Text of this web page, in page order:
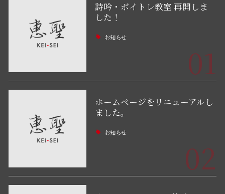
詩吟・ボイトレ教室 再開しま
した！
お知らせ
01
ホームページをリニューアルし
ました。
お知らせ
02